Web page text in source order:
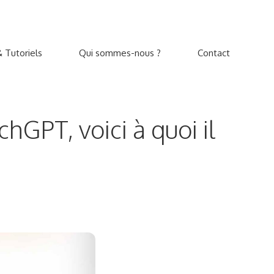
Tutoriels Qui sommes-nous ? Contact
voici à quoi il